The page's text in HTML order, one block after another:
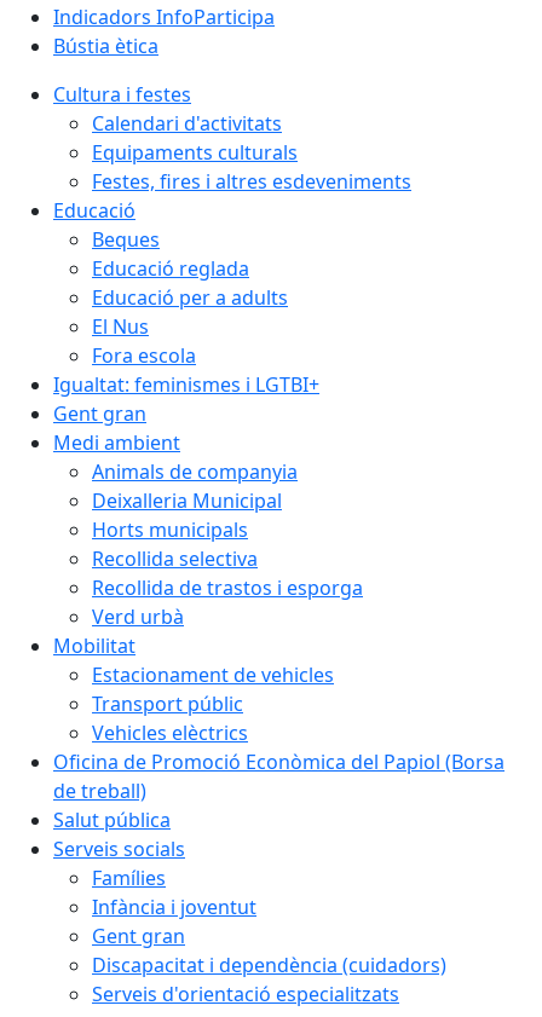
Indicadors InfoParticipa
Bústia ètica
Cultura i festes
Calendari d'activitats
Equipaments culturals
Festes, fires i altres esdeveniments
Educació
Beques
Educació reglada
Educació per a adults
El Nus
Fora escola
Igualtat: feminismes i LGTBI+
Gent gran
Medi ambient
Animals de companyia
Deixalleria Municipal
Horts municipals
Recollida selectiva
Recollida de trastos i esporga
Verd urbà
Mobilitat
Estacionament de vehicles
Transport públic
Vehicles elèctrics
Oficina de Promoció Econòmica del Papiol (Borsa
de treball)
Salut pública
Serveis socials
Famílies
Infància i joventut
Gent gran
Discapacitat i dependència (cuidadors)
Serveis d'orientació especialitzats